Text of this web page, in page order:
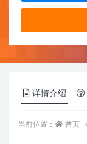
详情介绍
当前位置： 首页